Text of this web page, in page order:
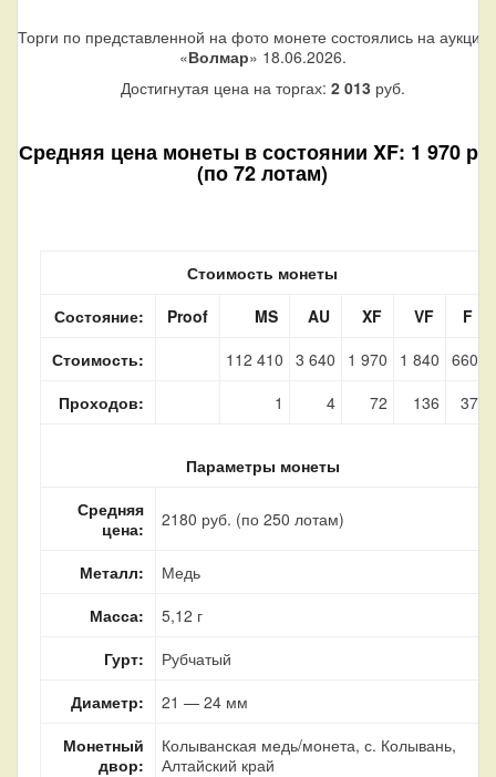
Торги по представленной на фото монете состоялись на
«Волмар» 18.06.2026.
Достигнутая цена на торгах: 2 013 руб.
Средняя цена монеты в состоянии XF: 1 970
(по 72 лотам)
Стоимость монеты
Состояние:
Proof MS AU XF VF
F
Стоимость:
112 410 3 640 1 970 1 840 660
Проходов:
1 4 72 136 37
Параметры монеты
Средняя
цена:
2180 руб. (по 250 лотам)
Металл:
Медь
Масса:
5,12 г
Гурт:
Рубчатый
Диаметр:
21 — 24 мм
Монетный
двор:
Колыванская медь/монета, с. Колывань,
Алтайский край